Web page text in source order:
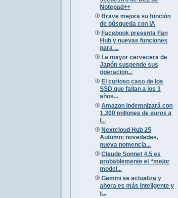
Notepad++
Brave mejora su función
de búsqueda con IA
Facebook presenta Fan
Hub y nuevas funciones
para ...
La mayor cervecera de
Japón suspende sus
operacion...
El curioso caso de los
SSD que fallan a los 3
años...
Amazon indemnizará con
1.300 millones de euros a
l...
Nextcloud Hub 25
Autumn: novedades,
nueva nomencla...
Claude Sonnet 4.5 es
probablemente el “mejor
model...
Gemini se actualiza y
ahora es más inteligente y
r...